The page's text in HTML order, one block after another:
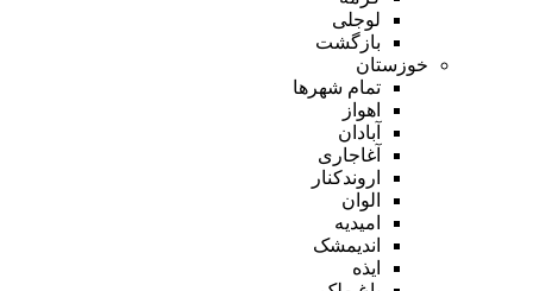
لوجلی
بازگشت
خوزستان
تمام شهر‌ها
اهواز
آبادان
آغاجاری
اروندکنار
الوان
امیدیه
اندیمشک
ایذه